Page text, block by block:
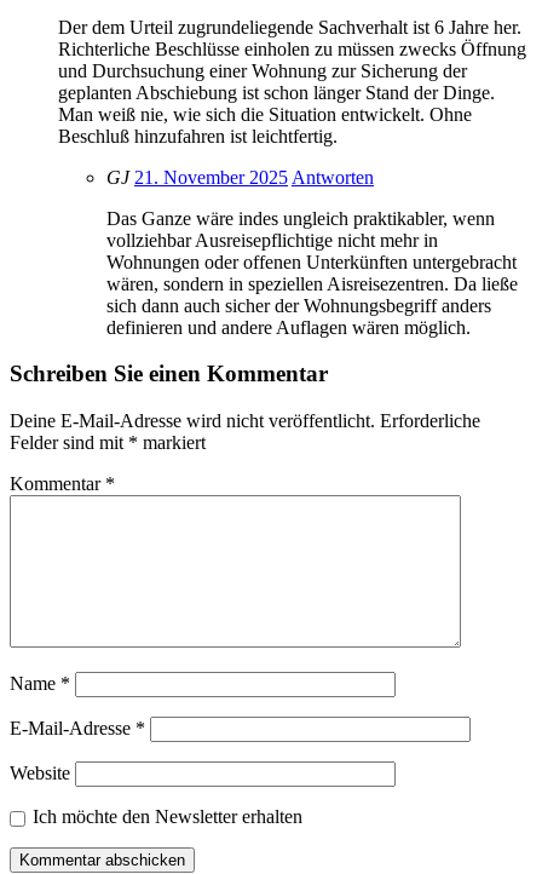
Der dem Urteil zugrundeliegende Sachverhalt ist 6 Jahre her.
Richterliche Beschlüsse einholen zu müssen zwecks Öffnung
und Durchsuchung einer Wohnung zur Sicherung der
geplanten Abschiebung ist schon länger Stand der Dinge.
Man weiß nie, wie sich die Situation entwickelt. Ohne
Beschluß hinzufahren ist leichtfertig.
GJ 21. November 2025 Antworten
Das Ganze wäre indes ungleich praktikabler, wenn
vollziehbar Ausreisepflichtige nicht mehr in
Wohnungen oder offenen Unterkünften untergebracht
wären, sondern in speziellen Aisreisezentren. Da ließe
sich dann auch sicher der Wohnungsbegriff anders
definieren und andere Auflagen wären möglich.
Schreiben Sie einen Kommentar
Deine E-Mail-Adresse wird nicht veröffentlicht. Erforderliche
Felder sind mit * markiert
Kommentar *
Name *
E-Mail-Adresse *
Website
Ich möchte den Newsletter erhalten